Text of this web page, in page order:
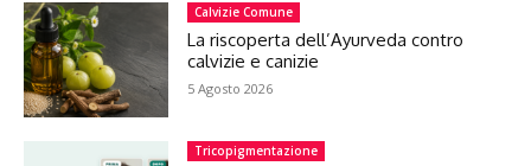
Calvizie Comune
La riscoperta dell’Ayurveda contro
calvizie e canizie
5 Agosto 2026
Tricopigmentazione